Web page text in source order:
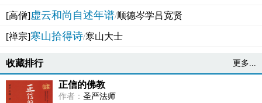
[高僧]虚云和尚自述年谱/顺德岑学吕宽贤
[禅宗]寒山拾得诗/寒山大士
收藏排行 更多...
正信的佛教
作者： 圣严法师